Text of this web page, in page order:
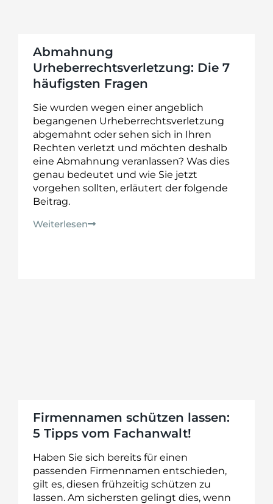
Abmahnung
Urheberrechtsverletzung: Die 7
häufigsten Fragen
Sie wurden wegen einer angeblich
begangenen Urheberrechtsverletzung
abgemahnt oder sehen sich in Ihren
Rechten verletzt und möchten deshalb
eine Abmahnung veranlassen? Was dies
genau bedeutet und wie Sie jetzt
vorgehen sollten, erläutert der folgende
Beitrag.
Weiterlesen
Firmennamen schützen lassen:
5 Tipps vom Fachanwalt!
Haben Sie sich bereits für einen
passenden Firmennamen entschieden,
gilt es, diesen frühzeitig schützen zu
lassen. Am sichersten gelingt dies, wenn